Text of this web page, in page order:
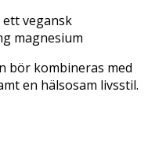
vegansk
magnesium
bör kombineras med
en hälsosam livsstil.